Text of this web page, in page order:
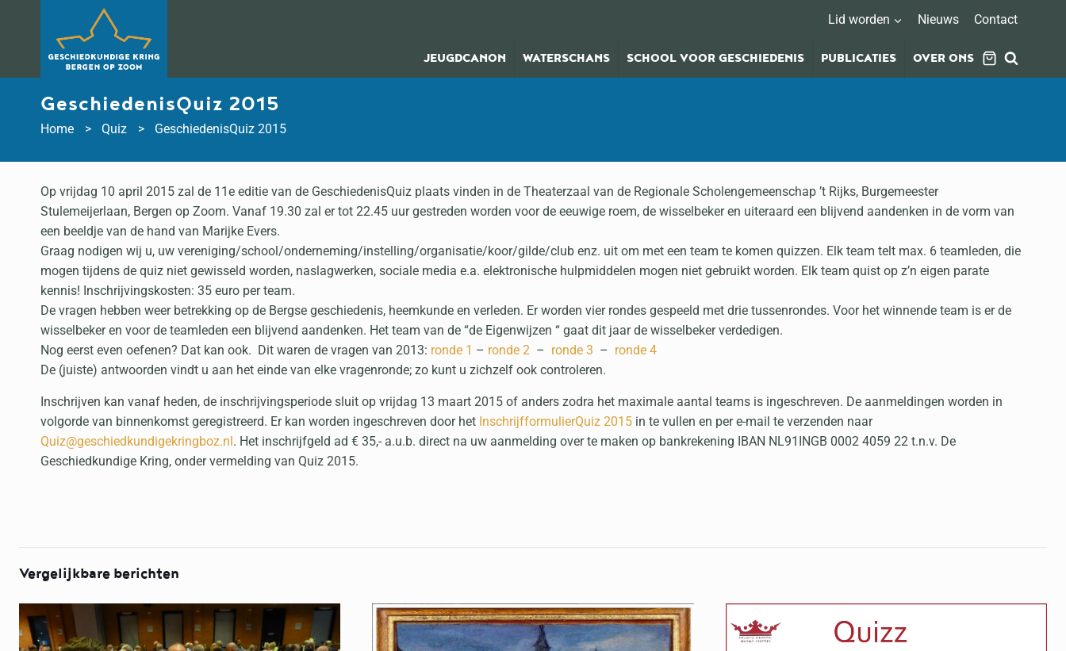
Lid worden Nieuws Contact
JEUGDCANON WATERSCHANS SCHOOL VOOR GESCHIEDENIS PUBLICATIES OVER ONS
GeschiedenisQuiz 2015
Home Quiz GeschiedenisQuiz 2015
Op vrijdag 10 april 2015 zal de 11e editie van de GeschiedenisQuiz plaats vinden in de Theaterzaal van de Regionale Scholengemeenschap ’t Rijks, Burgemeester
Stulemeijerlaan, Bergen op Zoom. Vanaf 19.30 zal er tot 22.45 uur gestreden worden voor de eeuwige roem, de wisselbeker en uiteraard een blijvend aandenken in de vorm van
een beeldje van de hand van Marijke Evers.
Graag nodigen wij u, uw vereniging/school/onderneming/instelling/organisatie/koor/gilde/club enz. uit om met een team te komen quizzen. Elk team telt max. 6 teamleden, die
mogen tijdens de quiz niet gewisseld worden, naslagwerken, sociale media e.a. elektronische hulpmiddelen mogen niet gebruikt worden. Elk team quist op z’n eigen parate
kennis! Inschrijvingskosten: 35 euro per team.
De vragen hebben weer betrekking op de Bergse geschiedenis, heemkunde en verleden. Er worden vier rondes gespeeld met drie tussenrondes. Voor het winnende team is er de
wisselbeker en voor de teamleden een blijvend aandenken. Het team van de “de Eigenwijzen “ gaat dit jaar de wisselbeker verdedigen.
Nog eerst even oefenen? Dat kan ook. Dit waren de vragen van 2013: ronde 1 – ronde 2 – ronde 3 – ronde 4
De (juiste) antwoorden vindt u aan het einde van elke vragenronde; zo kunt u zichzelf ook controleren.
Inschrijven kan vanaf heden, de inschrijvingsperiode sluit op vrijdag 13 maart 2015 of anders zodra het maximale aantal teams is ingeschreven. De aanmeldingen worden in
volgorde van binnenkomst geregistreerd. Er kan worden ingeschreven door het InschrijfformulierQuiz 2015 in te vullen en per e-mail te verzenden naar
Quiz@geschiedkundigekringboz.nl. Het inschrijfgeld ad € 35,- a.u.b. direct na uw aanmelding over te maken op bankrekening IBAN NL91INGB 0002 4059 22 t.n.v. De
Geschiedkundige Kring, onder vermelding van Quiz 2015.
Vergelijkbare berichten